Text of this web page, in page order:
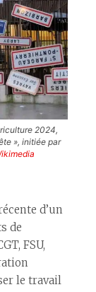
2024,
», initiée par
d’un
de
FSU,
le travail